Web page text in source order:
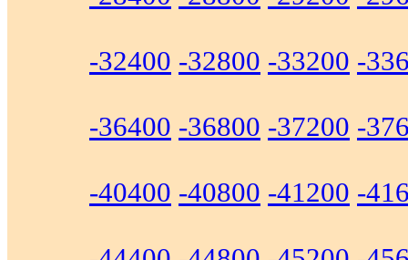
-32400 -32800 -33200 -
-36400 -36800 -37200 -
-40400 -40800 -41200 -